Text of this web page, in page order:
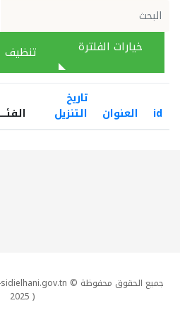
خيارات الفلترة تنظيف
id العنوان
تاريخ
التنزيل
جميع الحقوق محفوظة designed by ©
2025 )